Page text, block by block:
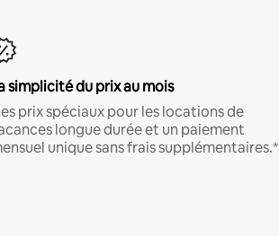
simplicité du prix au mois
prix spéciaux pour les locations de
longue durée et un paiement
unique sans frais supplémentaires.*